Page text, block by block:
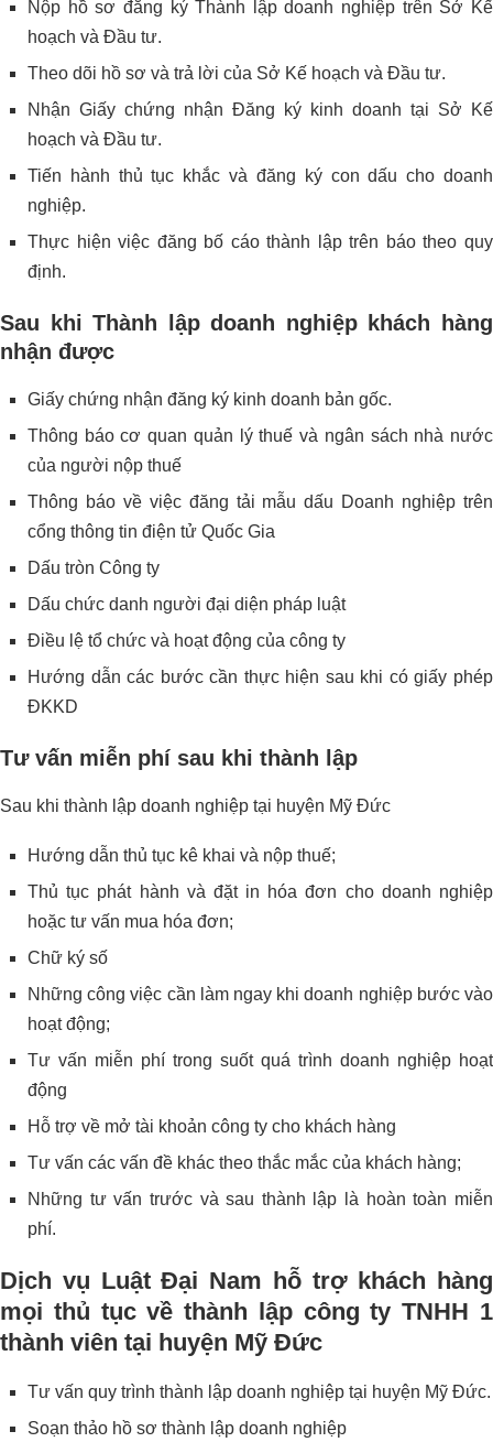
Nộp hồ sơ đăng ký Thành lập doanh nghiệp trên Sở Kế
hoạch và Đầu tư.
Theo dõi hồ sơ và trả lời của Sở Kế hoạch và Đầu tư.
Nhận Giấy chứng nhận Đăng ký kinh doanh tại Sở Kế
hoạch và Đầu tư.
Tiến hành thủ tục khắc và đăng ký con dấu cho doanh
nghiệp.
Thực hiện việc đăng bố cáo thành lập trên báo theo quy
định.
Sau khi Thành lập doanh nghiệp khách hàng
nhận được
Giấy chứng nhận đăng ký kinh doanh bản gốc.
Thông báo cơ quan quản lý thuế và ngân sách nhà nước
của người nộp thuế
Thông báo về việc đăng tải mẫu dấu Doanh nghiệp trên
cổng thông tin điện tử Quốc Gia
Dấu tròn Công ty
Dấu chức danh người đại diện pháp luật
Điều lệ tổ chức và hoạt động của công ty
Hướng dẫn các bước cần thực hiện sau khi có giấy phép
ĐKKD
Tư vấn miễn phí sau khi thành lập
Sau khi thành lập doanh nghiệp tại huyện Mỹ Đức
Hướng dẫn thủ tục kê khai và nộp thuế;
Thủ tục phát hành và đặt in hóa đơn cho doanh nghiệp
hoặc tư vấn mua hóa đơn;
Chữ ký số
Những công việc cần làm ngay khi doanh nghiệp bước vào
hoạt động;
Tư vấn miễn phí trong suốt quá trình doanh nghiệp hoạt
động
Hỗ trợ về mở tài khoản công ty cho khách hàng
Tư vấn các vấn đề khác theo thắc mắc của khách hàng;
Những tư vấn trước và sau thành lập là hoàn toàn miễn
phí.
Dịch vụ Luật Đại Nam hỗ trợ khách hàng
mọi thủ tục về thành lập công ty TNHH 1
thành viên tại huyện Mỹ Đức
Tư vấn quy trình thành lập doanh nghiệp tại huyện Mỹ Đức.
Soạn thảo hồ sơ thành lập doanh nghiệp